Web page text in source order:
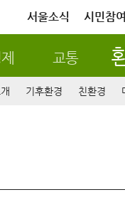
서울소식 시민참여
교통
기후환경 친환경